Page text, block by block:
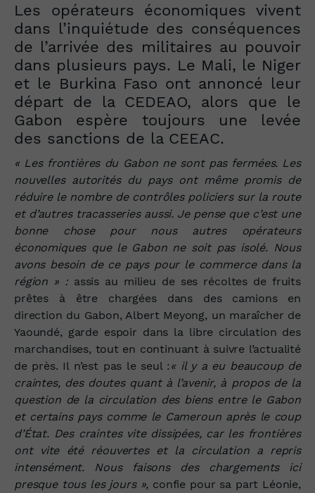
Les opérateurs économiques vivent
dans l’inquiétude des conséquences
de l’arrivée des militaires au pouvoir
dans plusieurs pays. Le Mali, le Niger
et le Burkina Faso ont annoncé leur
départ de la CEDEAO, alors que le
Gabon espère toujours une levée
des sanctions de la CEEAC.
« Les frontières du Gabon ne sont pas fermées. Les
nouvelles autorités du pays ont même promis de
réduire le nombre de contrôles policiers sur la route
et d’autres tracasseries aussi. Je pense que c’est une
bonne chose pour nous autres opérateurs
économiques que le Gabon ne soit pas isolé. Nous
avons besoin de ce pays pour le commerce dans la
région » : assis au milieu de ses récoltes de fruits
prêtes à être chargées dans des camions en
direction du Gabon, Albert Meyong, un maraîcher de
Yaoundé, garde espoir dans la libre circulation des
marchandises, tout en continuant à suivre l’actualité
de près. Il n’est pas le seul : « il y a eu beaucoup de
craintes, des doutes quant à l’avenir, à propos de la
question de la circulation des biens entre le Gabon
et certains pays comme le Cameroun après le coup
d’État. Des craintes vite dissipées, car les frontières
ont vite été réouvertes et la circulation a repris
intensément. Nous faisons des chargements ici
presque tous les jours », confie pour sa part Léonie,